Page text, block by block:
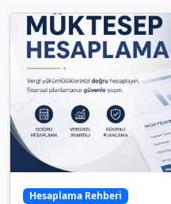
Hesaplama Rehberi